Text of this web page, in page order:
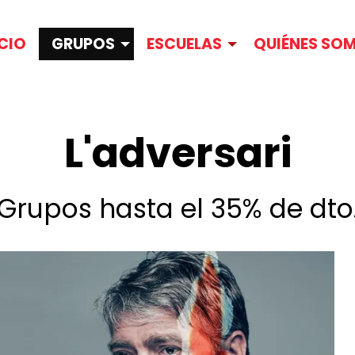
GRUPOS ESCUELAS QUIÉNES
L'adversari
hasta el 35% de